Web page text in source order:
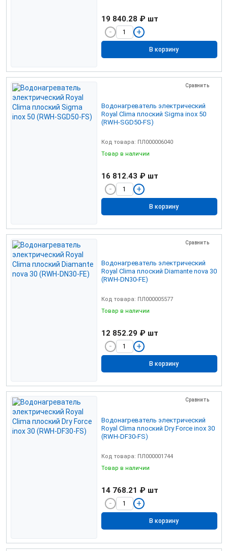
19 840.28 ₽ шт
В корзину
Сравнить
Водонагреватель электрический
Royal Clima плоский Sigma inox 50
(RWH-SGD50-FS)
Код товара: ПЛ000006040
Товар в наличии
16 812.43 ₽ шт
В корзину
Сравнить
Водонагреватель электрический
Royal Clima плоский Diamante nova 30
(RWH-DN30-FE)
Код товара: ПЛ000005577
Товар в наличии
12 852.29 ₽ шт
В корзину
Сравнить
Водонагреватель электрический
Royal Clima плоский Dry Force inox 30
(RWH-DF30-FS)
Код товара: ПЛ000001744
Товар в наличии
14 768.21 ₽ шт
В корзину